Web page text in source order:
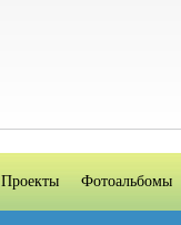
Проекты Фотоальбомы